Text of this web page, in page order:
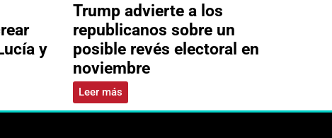
y
Trump advierte a los
republicanos sobre un
posible revés electoral en
noviembre
Leer más